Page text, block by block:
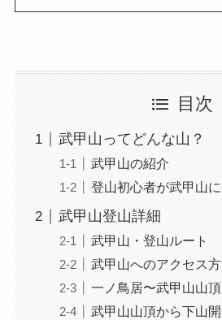
目次
武甲山ってどんな山？
武甲山の紹介
登山初心者が武甲山
武甲山登山詳細
武甲山・登山ルート
武甲山へのアクセス
一ノ鳥居〜武甲山山頂
武甲山山頂から下山